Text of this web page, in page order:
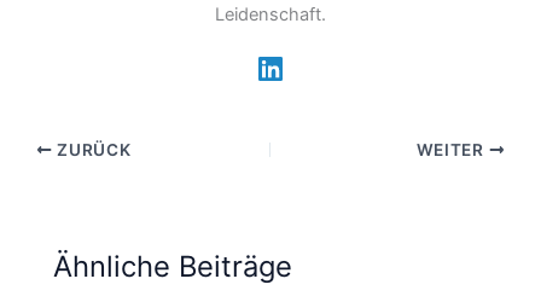
Leidenschaft.
ZURÜCK WEITER
Ähnliche Beiträge